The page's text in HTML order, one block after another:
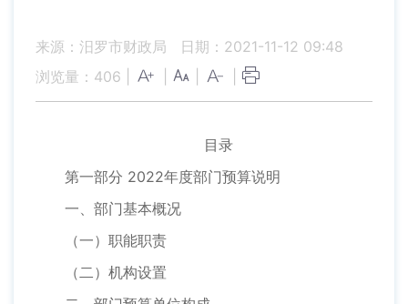
来源：汨罗市财政局
日期：2021-11-12 09:48
浏览量： 406
目录
第一部分 2022年度部门预算说明
一、部门基本概况
（一）职能职责
（二）机构设置